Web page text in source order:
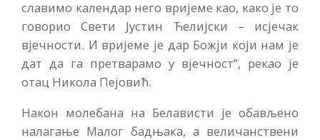
славимо календар него вријеме као, како је то
говорио Свети Јустин Ћелијски – исјечак
вјечности. И вријеме је дар Божји који нам је
дат да га претварамо у вјечност”, рекао је
отац Никола Пејовић.
Након молебана на Белависти је обављено
налагање Малог бадњака, а величанствени